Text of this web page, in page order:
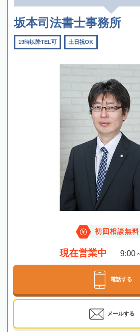
坂本司法書士事務所
19時以降TEL可 土日祝OK
初回相談無料
現在営業中 9:00
電話する
メールする